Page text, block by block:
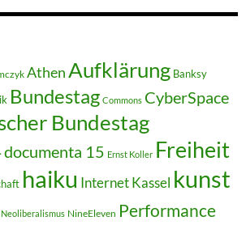
AthenAufklärung Banksy
Bundestag Commons CyberSpace
Bundestag
documenta 15 Ernst Koller Freiheit
haiku InternetKassel kunst
Neoliberalismus NineEleven Performance